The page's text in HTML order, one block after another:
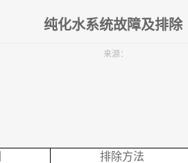
纯化水系统故障及排除
来源：
排除方法